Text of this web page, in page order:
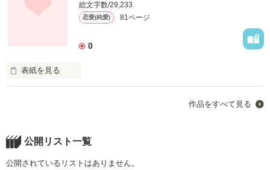
＊ 星田 ゆに.様 より 寝ても覚めても苦い
かな。」
結城　桃子　ゆうきももこ
君に届くなら、何度だって。
総文字数/29,233
恋愛(純愛) 81ページ
0
表紙を見る
天然系美少女
神崎里葉ｰｶﾝｻﾞｷﾘﾊｰ
作品をすべて見る
公開リスト一覧
公開されているリストはありません。